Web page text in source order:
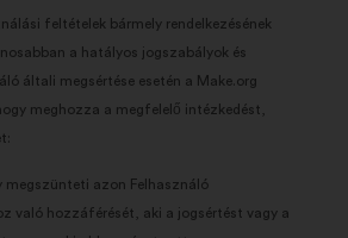
feltételek bármely rendelkezésének
a hatályos jogszabályok és
általi megsértése esetén a Make.org
meghozza a megfelelő intézkedést,
azon Felhasználó
való hozzáférését, aki a jogsértést vagy a